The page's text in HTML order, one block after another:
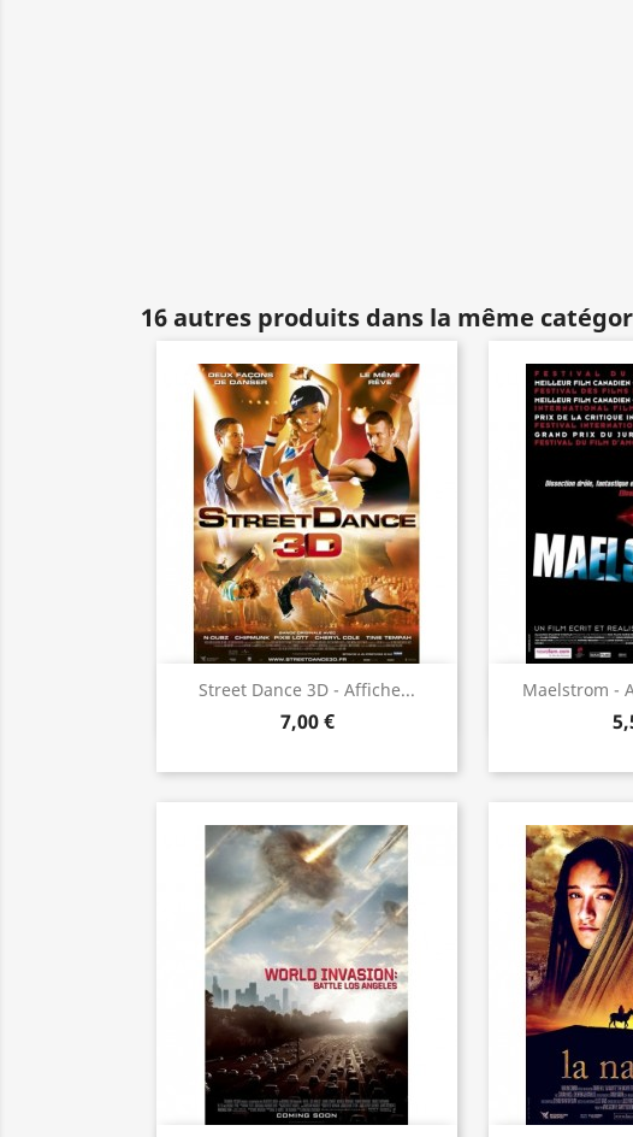
16 autres produits dans la même
Street Dance 3D - Affiche...
7,00 €
Aperçu rapide Maelstrom -
